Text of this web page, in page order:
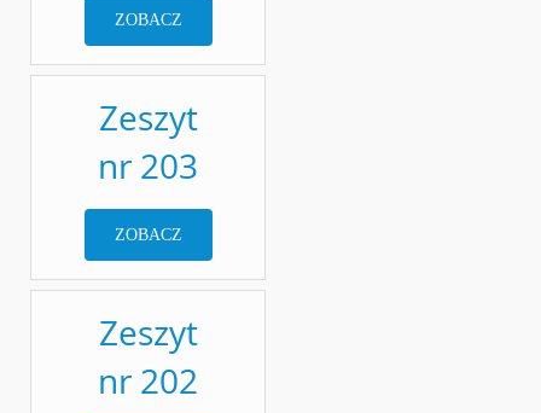
ZOBACZ
Zeszyt
nr 203
ZOBACZ
Zeszyt
nr 202